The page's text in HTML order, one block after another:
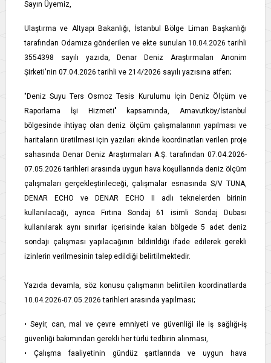
Sayın Üyemiz,
Ulaştırma ve Altyapı Bakanlığı, İstanbul Bölge Liman Başkanlığı
tarafından Odamıza gönderilen ve ekte sunulan 10.04.2026 tarihli
3554398 sayılı yazıda, Denar Deniz Araştırmaları Anonim
Şirketi'nin 07.04.2026 tarihli ve 214/2026 sayılı yazısına atfen;
"Deniz Suyu Ters Osmoz Tesis Kurulumu İçin Deniz Ölçüm ve
Raporlama İşi Hizmeti" kapsamında, Arnavutköy/İstanbul
bölgesinde ihtiyaç olan deniz ölçüm çalışmalarının yapılması ve
haritaların üretilmesi için yazıları ekinde koordinatları verilen proje
sahasında Denar Deniz Araştırmaları A.Ş. tarafından 07.04.2026-
07.05.2026 tarihleri arasında uygun hava koşullarında deniz ölçüm
çalışmaları gerçekleştirileceği, çalışmalar esnasında S/V TUNA,
DENAR ECHO ve DENAR ECHO II adlı teknelerden birinin
kullanılacağı, ayrıca Fırtına Sondaj 61 isimli Sondaj Dubası
kullanılarak aynı sınırlar içerisinde kalan bölgede 5 adet deniz
sondajı çalışması yapılacağının bildirildiği ifade edilerek gerekli
izinlerin verilmesinin talep edildiği belirtilmektedir.
Yazıda devamla, söz konusu çalışmanın belirtilen koordinatlarda
10.04.2026-07.05.2026 tarihleri arasında yapılması;
• Seyir, can, mal ve çevre emniyeti ve güvenliği ile iş sağlığı-iş
güvenliği bakımından gerekli her türlü tedbirin alınması,
• Çalışma faaliyetinin gündüz şartlarında ve uygun hava